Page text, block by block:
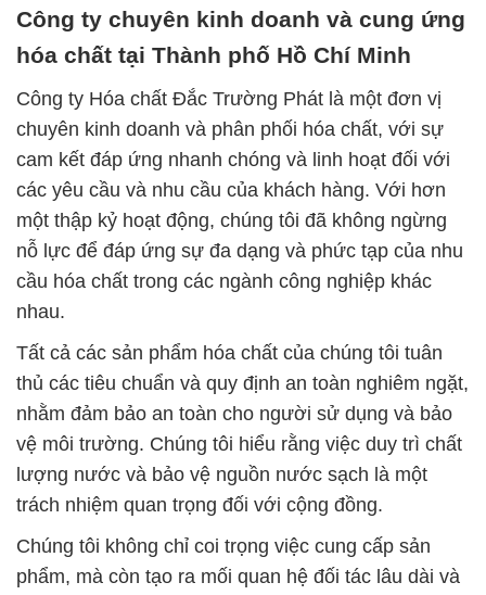
Công ty chuyên kinh doanh và cung ứng
hóa chất tại Thành phố Hồ Chí Minh
Công ty Hóa chất Đắc Trường Phát là một đơn vị
chuyên kinh doanh và phân phối hóa chất, với sự
cam kết đáp ứng nhanh chóng và linh hoạt đối với
các yêu cầu và nhu cầu của khách hàng. Với hơn
một thập kỷ hoạt động, chúng tôi đã không ngừng
nỗ lực để đáp ứng sự đa dạng và phức tạp của nhu
cầu hóa chất trong các ngành công nghiệp khác
nhau.
Tất cả các sản phẩm hóa chất của chúng tôi tuân
thủ các tiêu chuẩn và quy định an toàn nghiêm ngặt,
nhằm đảm bảo an toàn cho người sử dụng và bảo
vệ môi trường. Chúng tôi hiểu rằng việc duy trì chất
lượng nước và bảo vệ nguồn nước sạch là một
trách nhiệm quan trọng đối với cộng đồng.
Chúng tôi không chỉ coi trọng việc cung cấp sản
phẩm, mà còn tạo ra mối quan hệ đối tác lâu dài và